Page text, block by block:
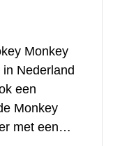
Monkey
Nederland
een
Monkey
met een